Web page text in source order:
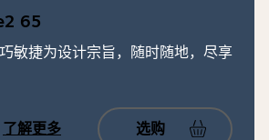
65
敏捷为设计宗旨，随时随地，尽享
了解更多 选购